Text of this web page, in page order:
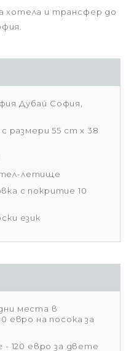
хотела и трансфер до
Дубай София,
размери 55 cm x 38
летище
с покритие 10
език
места в
евро на посока за
- 120 евро за двете